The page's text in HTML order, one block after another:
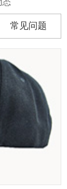
态
常见问题